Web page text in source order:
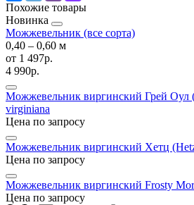
Похожие товары
Новинка
Можжевельник (все сорта)
0,40 ‒ 0,60 м
от 1 497р.
4 990р.
Можжевельник виргинский Грей Оул
virginiana
Цена по запросу
Можжевельник виргинский Хетц
Цена по запросу
Можжевельник виргинский Frosty
Цена по запросу